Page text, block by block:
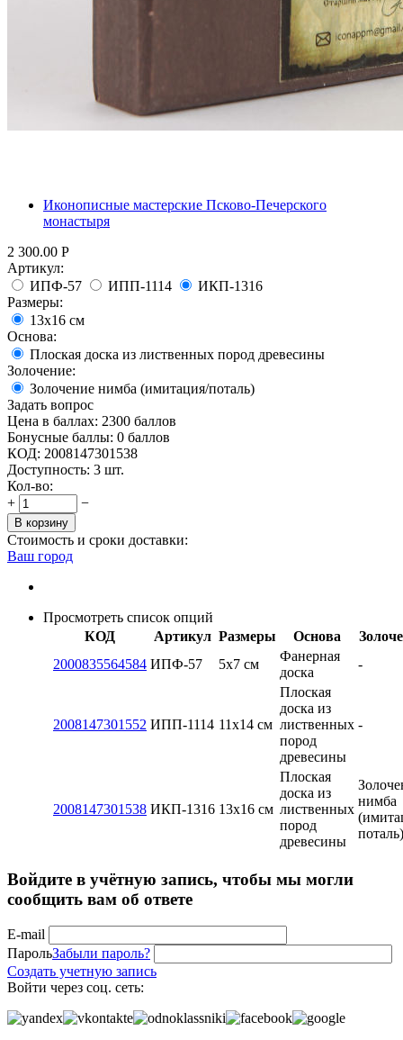
Иконописные мастерские Псково-Печерского
монастыря
2 300.00 Р
Артикул:
ИПФ-57
ИПП-1114
ИКП-1316
Размеры:
13x16 см
Основа:
Плоская доска из лиственных пород древесины
Золочение:
Золочение нимба (имитация/поталь)
Задать вопрос
Цена в баллах: 2300 баллов
Бонусные баллы: 0 баллов
КОД: 2008147301538
Доступность: 3 шт.
Кол-во:
+
−
В корзину
Стоимость и сроки доставки:
Ваш город
Просмотреть список опций
КОД
Артикул Размеры Основа
2000835564584 ИПФ-57 5x7 см
Фанерная
доска
-
2008147301552 ИПП-1114 11х14 см
Плоская
доска из
лиственных
пород
древесины
-
2008147301538 ИКП-1316 13x16 см
Плоская
доска из
лиственных
пород
древесины
нимба
поталь)
Войдите в учётную запись, чтобы мы могли
сообщить вам об ответе
E-mail
ПарольЗабыли пароль?
Создать учетную запись
Войти через соц. сеть: